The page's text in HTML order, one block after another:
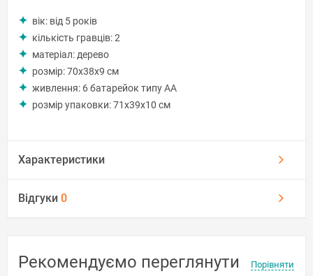
вік: від 5 років
кількість гравців: 2
матеріал: дерево
розмір: 70х38х9 см
живлення: 6 батарейок типу АА
розмір упаковки: 71х39х10 см
Характеристики
Відгуки 0
Рекомендуємо переглянути
Порівняти